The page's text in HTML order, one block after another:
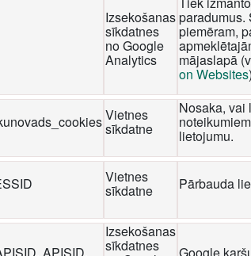
Izsekošanas
sīkdatnes
no Google
Analytics
paradumus.
piemēram,
mājaslapā
on Websites
Vietnes
sīkdatne
Nosaka, vai
lietojumu.
Vietnes
sīkdatne Pārbauda
Izsekošanas
sīkdatnes